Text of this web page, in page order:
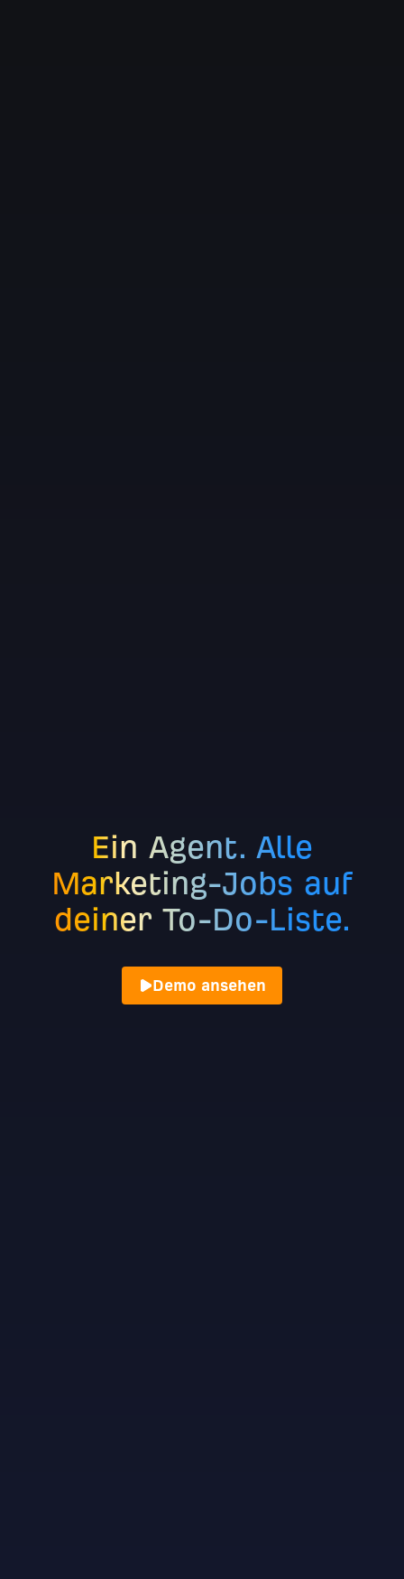
Ein Agent. Alle
Marketing-Jobs auf
deiner To-Do-Liste.
Demo ansehen